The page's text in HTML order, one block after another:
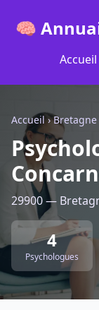
🧠
Accueil
Accueil ›Bretagne
29900 —
4
Psychologues